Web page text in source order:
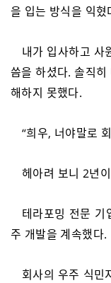
을 입는 방식을 익혔
내가 입사하고 사
씀을 하셨다. 솔직
해하지 못했다.
“희우, 너야말로
헤아려 보니 2년
테라포밍 전문 기
주 개발을 계속했다.
회사의 우주 식민